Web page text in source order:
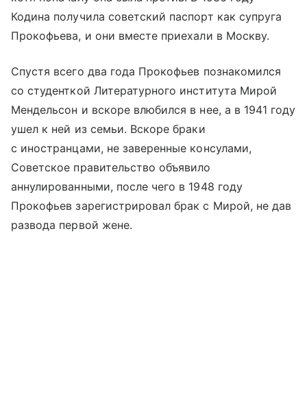
Кодина получила советский паспорт как супруга
Прокофьева, и они вместе приехали в Москву.
Спустя всего два года Прокофьев познакомился
со студенткой Литературного института Мирой
Мендельсон и вскоре влюбился в нее, а в 1941 году
ушел к ней из семьи. Вскоре браки
с иностранцами, не заверенные консулами,
Советское правительство объявило
аннулированными, после чего в 1948 году
Прокофьев зарегистрировал брак с Мирой, не дав
развода первой жене.